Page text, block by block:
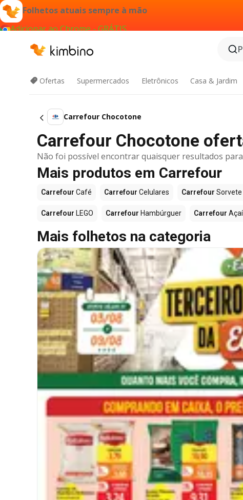
Folhetos atuais sempre à mão
Adicionar ao Chrome - GRÁTIS
Ofertas Supermercados Eletrônicos Casa & Jardim
Carrefour Chocotone
Carrefour Chocotone
Não foi possível encontrar quaisquer resultados
Mais produtos em Carrefour
Carrefour Café Carrefour Celulares Carrefour Sorvete
Carrefour LEGO Carrefour Hambúrguer Carrefour Açaí
Mais folhetos na categoria